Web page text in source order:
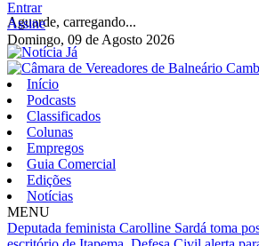
Aguarde, carregando...
Entrar
Assine
Domingo, 09 de Agosto 2026
Início
Podcasts
Classificados
Colunas
Empregos
Guia Comercial
Edições
Notícias
MENU
Deputada feminista Carolline Sardá toma